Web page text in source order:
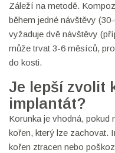
Záleží na metodě.
během jedné návštěvy
vyžaduje dvě návštěvy
může trvat 3-6 měsíců,
do kosti.
Je lepší zvolit
implantát?
Korunka je vhodná,
kořen, který lze zachovat.
kořen ztracen nebo